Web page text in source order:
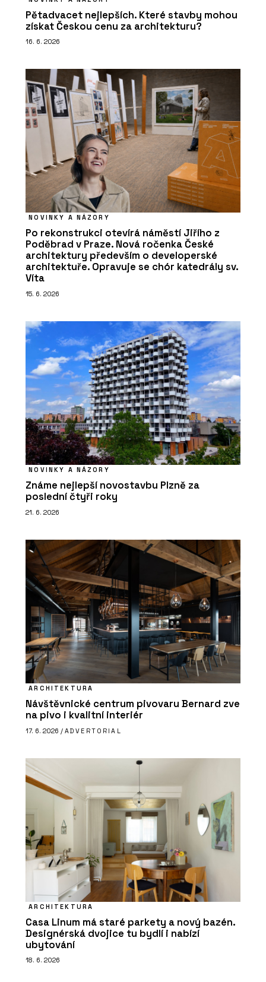
Pětadvacet nejlepších. Které stavby mohou
získat Českou cenu za architekturu?
16. 6. 2026
NOVINKY A NÁZORY
Po rekonstrukci otevírá náměstí Jiřího z
Poděbrad v Praze. Nová ročenka České
architektury především o developerské
architektuře. Opravuje se chór katedrály sv.
Víta
15. 6. 2026
NOVINKY A NÁZORY
Známe nejlepší novostavbu Plzně za
poslední čtyři roky
21. 6. 2026
ARCHITEKTURA
Návštěvnické centrum pivovaru Bernard zve
na pivo i kvalitní interiér
17. 6. 2026 / ADVERTORIAL
ARCHITEKTURA
Casa Linum má staré parkety a nový bazén.
Designérská dvojice tu bydlí i nabízí
ubytování
18. 6. 2026